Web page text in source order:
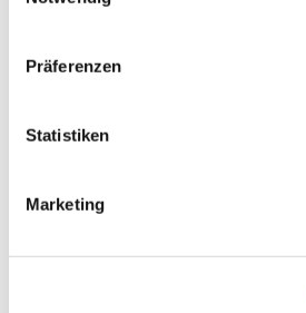
Präferenzen
Statistiken
Marketing
Meldungen
Juli 2026
Mai 2026
April 2026